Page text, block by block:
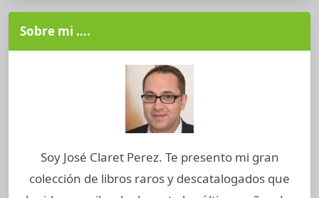
Sobre mi ….
Soy José Claret Perez. Te presento mi gran
colección de libros raros y descatalogados que